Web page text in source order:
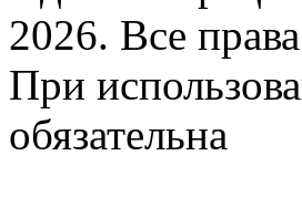
2026. Все
При
обязательна